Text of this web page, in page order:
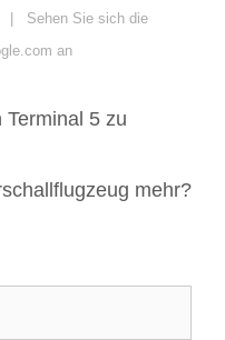
| Sehen Sie sich die
an
5 zu
mehr?